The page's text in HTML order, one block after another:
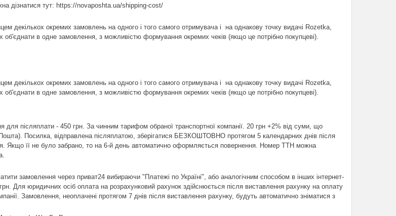
дізнатися тут: https://novaposhta.ua/shipping-cost/
декількох окремих замовлень на одного і того самого отримувача і  на однакову точку видачі Rozetka,
об'єднати в одне замовлення, з можливістю формування окремих чеків (якщо це потрібно покупцеві).
декількох окремих замовлень на одного і того самого отримувача і  на однакову точку видачі Rozetka,
об'єднати в одне замовлення, з можливістю формування окремих чеків (якщо це потрібно покупцеві).
для післяплати - 450 грн. За чинним тарифом обраної транспортної компанії. 20 грн +2% від суми, що
Посилка, відправлена післяплатою, зберігатися БЕЗКОШТОВНО протягом 5 календарних днів після
Якщо її не було забрано, то на 6-й день автоматично оформляється повернення. Номер ТТН можна
замовлення через приват24 вибираючи "Платежі по Україні", або аналогічним способом в інших інтернет-
Для юридичних осіб оплата на розрахунковий рахунок здійснюється після виставлення рахунку на оплату
Замовлення, неоплачені протягом 7 днів після виставлення рахунку, будуть автоматично зніматися з